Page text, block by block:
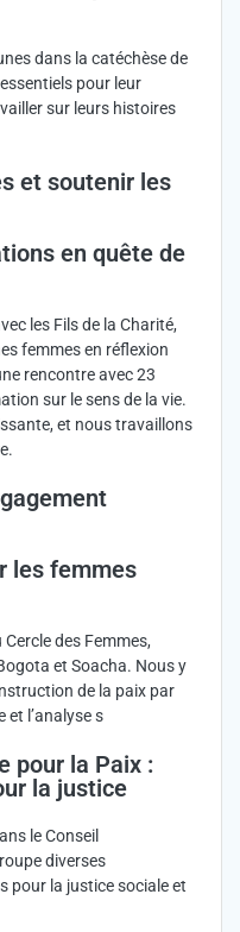
dans la catéchèse de
pour leur
sur leurs histoires
et soutenir les
en quête de
les Fils de la Charité,
femmes en réflexion
rencontre avec 23
sur le sens de la vie.
et nous travaillons
les femmes
des Femmes,
et Soacha. Nous y
de la paix par
et l’analyse s
pour la Paix :
la justice
le Conseil
diverses
pour la justice sociale et